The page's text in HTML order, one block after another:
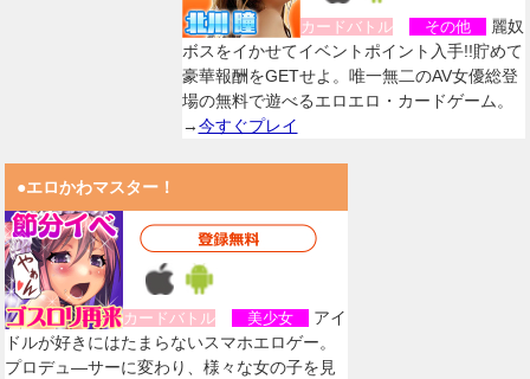
カードバトル その他
麗奴
ボスをイかせてイベントポイント入手!!貯めて
豪華報酬をGETせよ。唯一無二のAV女優総登
場の無料で遊べるエロエロ・カードゲーム。
→今すぐプレイ
●エロかわマスター！
カードバトル 美少女
アイ
ドルが好きにはたまらないスマホエロゲー。
プロデュ―サーに変わり、様々な女の子を見